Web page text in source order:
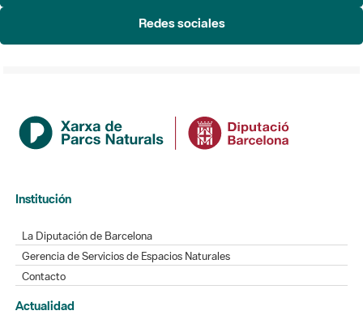
Redes sociales
Institución
La Diputación de Barcelona
Gerencia de Servicios de Espacios Naturales
Contacto
Actualidad